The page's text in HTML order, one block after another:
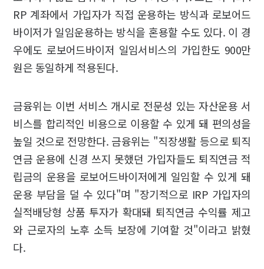
RP 계좌에서 가입자가 직접 운용하는 방식과 로보어드
바이저가 일임운용하는 방식을 혼용할 수도 있다. 이 경
우에도 로보어드바이저 일임서비스의 가입한도 900만
원은 동일하게 적용된다.
금융위는 이번 서비스 개시로 전문성 있는 자산운용 서
비스를 합리적인 비용으로 이용할 수 있게 돼 편의성을
높일 것으로 전망한다. 금융위는 "직장생활 등으로 퇴직
연금 운용에 신경 쓰지 못했던 가입자들도 퇴직연금 적
립금의 운용을 로보어드바이저에게 일임할 수 있게 돼
운용 부담을 덜 수 있다"며 "장기적으로 IRP 가입자의
실적배당형 상품 투자가 확대돼 퇴직연금 수익률 제고
와 근로자의 노후 소득 보장에 기여할 것"이라고 밝혔
다.